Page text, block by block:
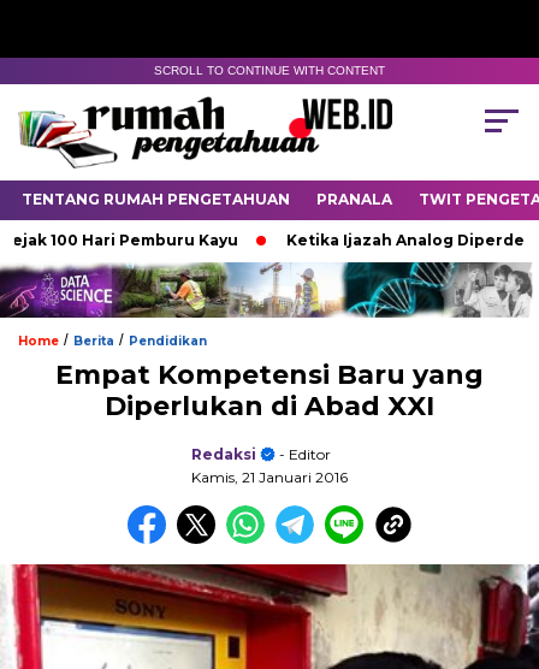
SCROLL TO CONTINUE WITH CONTENT
TENTANG RUMAH PENGETAHUAN PRANALA TWIT
Hari Pemburu Kayu Ketika Ijazah Analog
Home / Berita / Pendidikan
Empat Kompetensi Baru yang
Diperlukan di Abad XXI
Redaksi
- Editor
Kamis, 21 Januari 2016